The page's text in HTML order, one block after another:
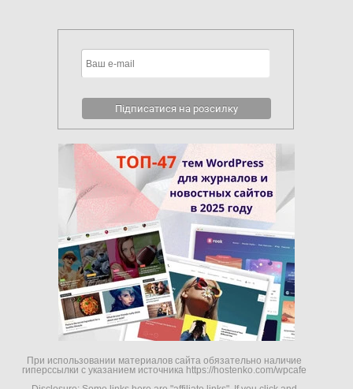
При использовании материалов сайта обязательно наличие
гиперссылки c указанием источника https://hostenko.com/wpcafe